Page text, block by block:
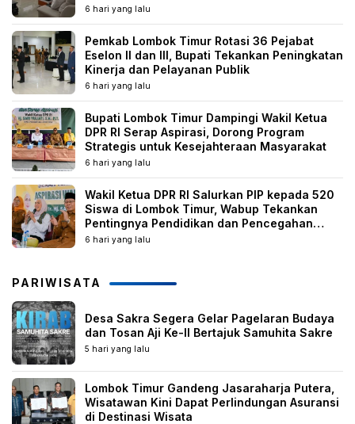
6 hari yang lalu
Pemkab Lombok Timur Rotasi 36 Pejabat
Eselon II dan III, Bupati Tekankan Peningkatan
Kinerja dan Pelayanan Publik
6 hari yang lalu
Bupati Lombok Timur Dampingi Wakil Ketua
DPR RI Serap Aspirasi, Dorong Program
Strategis untuk Kesejahteraan Masyarakat
6 hari yang lalu
Wakil Ketua DPR RI Salurkan PIP kepada 520
Siswa di Lombok Timur, Wabup Tekankan
Pentingnya Pendidikan dan Pencegahan
Perkawinan Anak
6 hari yang lalu
PARIWISATA
Desa Sakra Segera Gelar Pagelaran Budaya
dan Tosan Aji Ke-II Bertajuk Samuhita Sakre
5 hari yang lalu
Lombok Timur Gandeng Jasaraharja Putera,
Wisatawan Kini Dapat Perlindungan Asuransi
di Destinasi Wisata